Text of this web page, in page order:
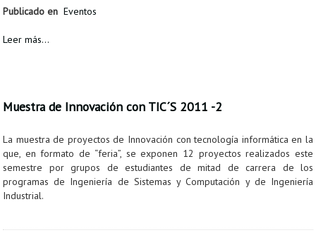
Publicado en Eventos
Leer más...
Muestra de Innovación con TIC´S 2011 -2
La muestra de proyectos de Innovación con tecnología informática en la
que, en formato de “feria”, se exponen 12 proyectos realizados este
semestre por grupos de estudiantes de mitad de carrera de los
programas de Ingeniería de Sistemas y Computación y de Ingeniería
Industrial.